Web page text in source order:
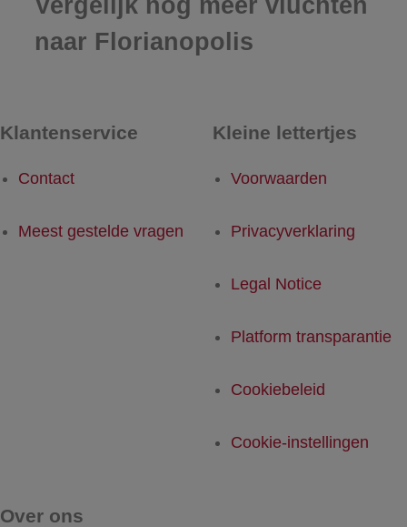
Vergelijk nog meer vluchten
naar Florianopolis
Klantenservice
Contact
Meest gestelde vragen
Kleine lettertjes
Voorwaarden
Privacyverklaring
Legal Notice
Platform transparantie
Cookiebeleid
Cookie-instellingen
Over ons